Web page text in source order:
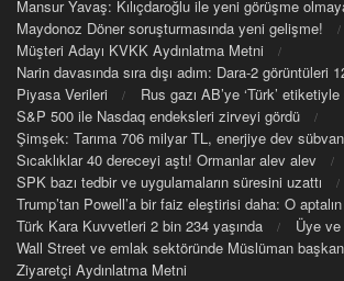
Mansur Yavaş: Kılıçdaroğlu ile yeni görüşme
Maydonoz Döner soruşturmasında yeni gelişme!
Müşteri Adayı KVKK Aydınlatma Metni
Narin davasında sıra dışı adım: Dara-2
Piyasa Verileri
Rus gazı AB’ye ‘Türk’
S&P 500 ile Nasdaq endeksleri zirveyi gördü
Şimşek: Tarıma 706 milyar TL, enerjiye dev
Sıcaklıklar 40 dereceyi aştı! Ormanlar alev alev
SPK bazı tedbir ve uygulamaların süresini uzattı
Trump’tan Powell’a bir faiz eleştirisi daha: O
Türk Kara Kuvvetleri 2 bin 234 yaşında
Üye
Wall Street ve emlak sektöründe Müslüman
Ziyaretçi Aydınlatma Metni